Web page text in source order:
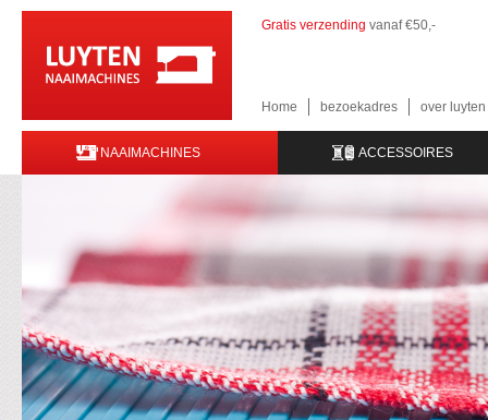
Gratis verzending vanaf €50,-
Home bezoekadres over
NAAIMACHINES ACCESSOIRES